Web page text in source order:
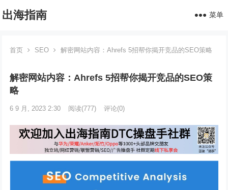
出海指南 菜单
首页 SEO 解密网站内容：Ahrefs 5招帮你揭开竞品的SEO策略
解密网站内容：Ahrefs 5招帮你揭开竞品的SEO策
略
6 9 月, 2023 2:30 阅读(777) 评论(0)